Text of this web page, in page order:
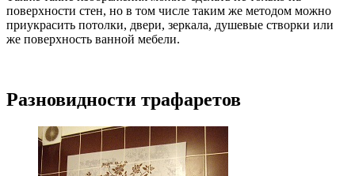
поверхности стен, но в том числе таким же методом можно
приукрасить потолки, двери, зеркала, душевые створки или
же поверхность ванной мебели.
Разновидности трафаретов